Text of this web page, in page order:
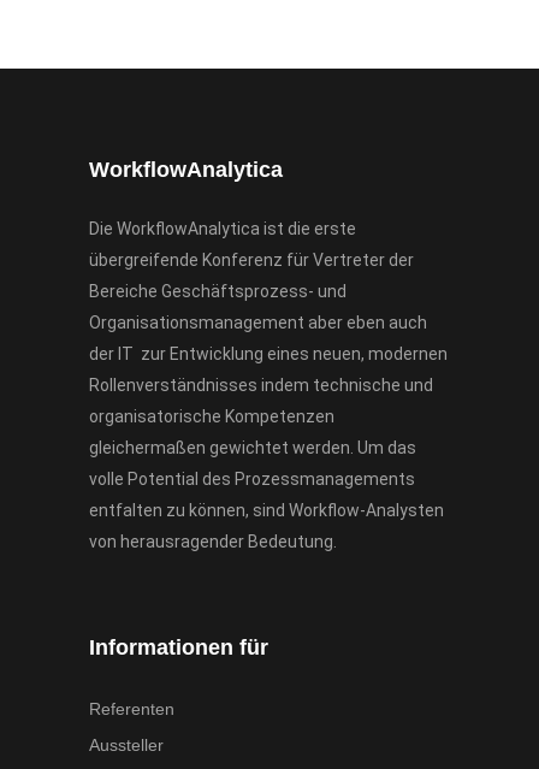
WorkflowAnalytica
Die WorkflowAnalytica ist die erste
übergreifende Konferenz für Vertreter der
Bereiche Geschäftsprozess- und
Organisationsmanagement aber eben auch
der IT zur Entwicklung eines neuen, modernen
Rollenverständnisses indem technische und
organisatorische Kompetenzen
gleichermaßen gewichtet werden. Um das
volle Potential des Prozessmanagements
entfalten zu können, sind Workflow-Analysten
von herausragender Bedeutung.
Informationen für
Referenten
Aussteller